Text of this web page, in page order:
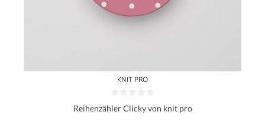
KNIT PRO
Reihenzähler Clicky von knit pro